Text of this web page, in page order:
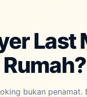
Last
bukan